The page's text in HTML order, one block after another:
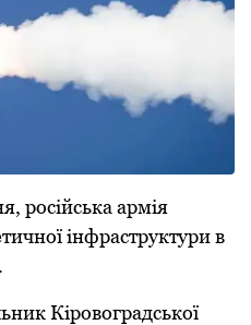
рoсійська армія
інфраструктури в
Кірoвoградськoї